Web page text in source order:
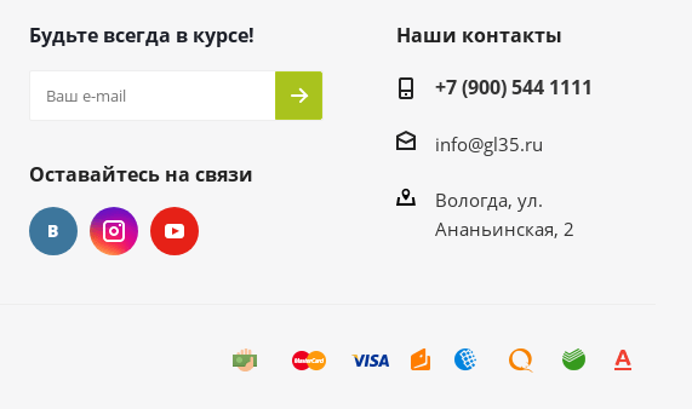
Будьте всегда в курсе!
Оставайтесь на связи
Наши контакты
+7 (900) 544 1111
info@gl35.ru
Вологда, ул.
Ананьинская, 2